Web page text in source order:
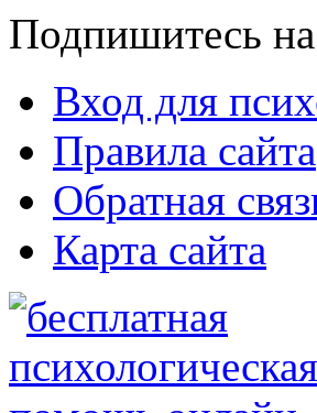
Подпишитесь на
Вход для
Правила сайта
Обратная
Карта сайта